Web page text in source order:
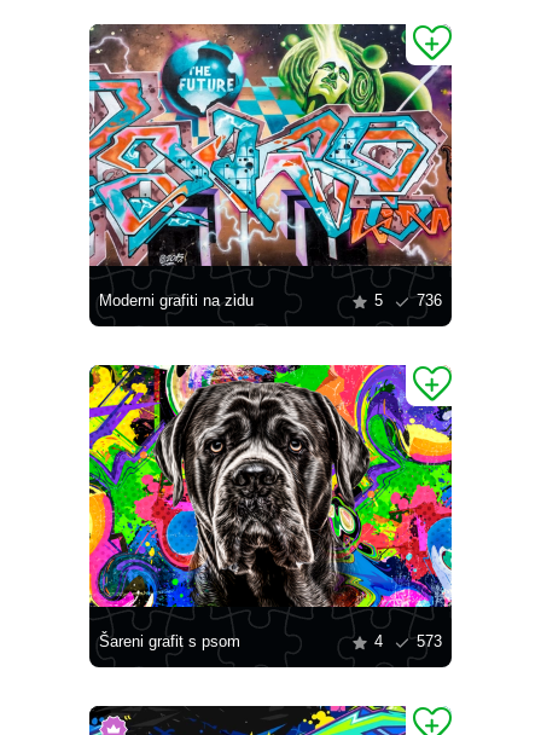
Moderni grafiti na zidu 5 736
Šareni grafit s psom 4 573